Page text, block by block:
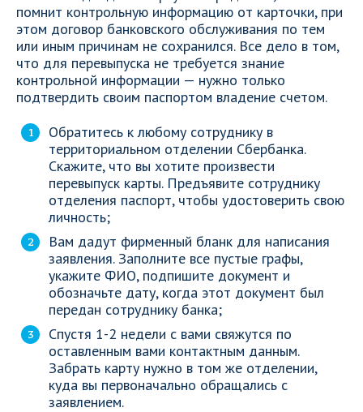
помнит контрольную информацию от карточки, при
этом договор банковского обслуживания по тем
или иным причинам не сохранился. Все дело в том,
что для перевыпуска не требуется знание
контрольной информации — нужно только
подтвердить своим паспортом владение счетом.
Обратитесь к любому сотруднику в
территориальном отделении Сбербанка.
Скажите, что вы хотите произвести
перевыпуск карты. Предъявите сотруднику
отделения паспорт, чтобы удостоверить свою
личность;
Вам дадут фирменный бланк для написания
заявления. Заполните все пустые графы,
укажите ФИО, подпишите документ и
обозначьте дату, когда этот документ был
передан сотруднику банка;
Спустя 1-2 недели с вами свяжутся по
оставленным вами контактным данным.
Забрать карту нужно в том же отделении,
куда вы первоначально обращались с
заявлением.